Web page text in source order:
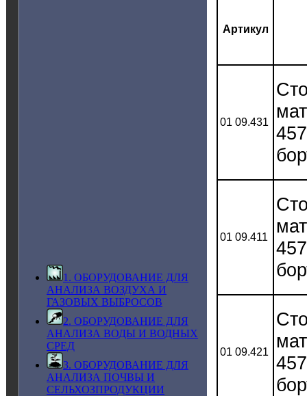
1. ОБОРУДОВАНИЕ ДЛЯ
АНАЛИЗА ВОЗДУХА И
ГАЗОВЫХ ВЫБРОСОВ
2. ОБОРУДОВАНИЕ ДЛЯ
АНАЛИЗА ВОДЫ И ВОДНЫХ
СРЕД
3. ОБОРУДОВАНИЕ ДЛЯ
АНАЛИЗА ПОЧВЫ И
СЕЛЬХОЗПРОДУКЦИИ
Артикул
01 09.431
01 09.411
01 09.421